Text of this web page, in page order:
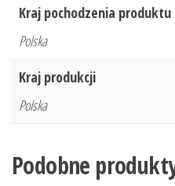
Kraj pochodzenia produktu
Polska
Kraj produkcji
Polska
Podobne